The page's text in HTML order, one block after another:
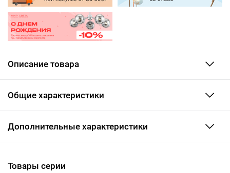
Описание товара
Общие характеристики
Дополнительные характеристики
Товары серии